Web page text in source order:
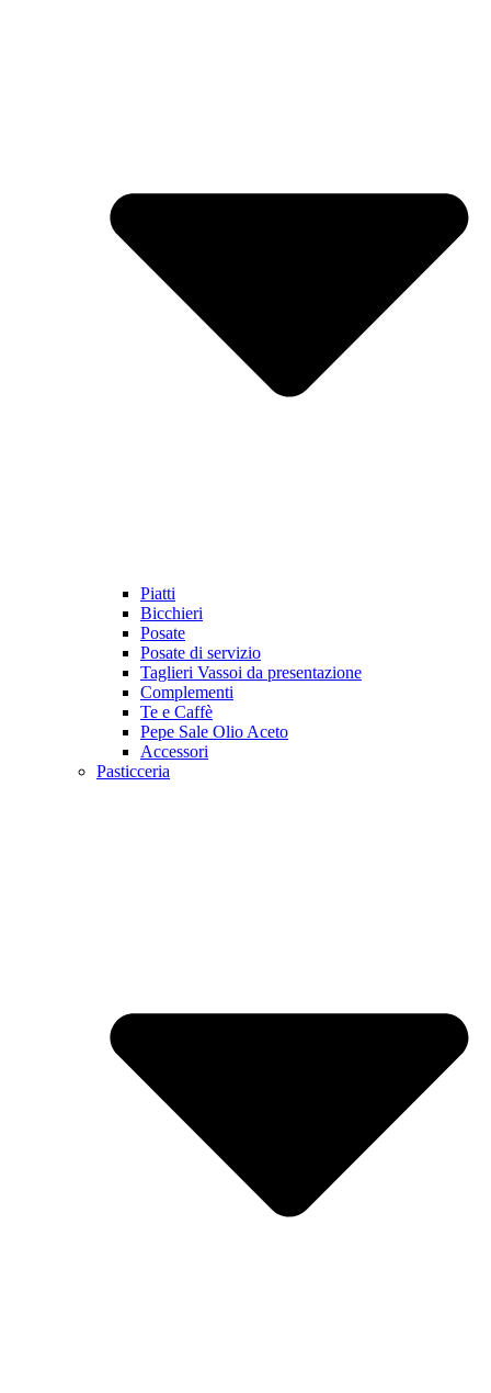
Piatti
Bicchieri
Posate
Posate di servizio
Taglieri Vassoi da presentazione
Complementi
Te e Caffè
Pepe Sale Olio Aceto
Accessori
Pasticceria